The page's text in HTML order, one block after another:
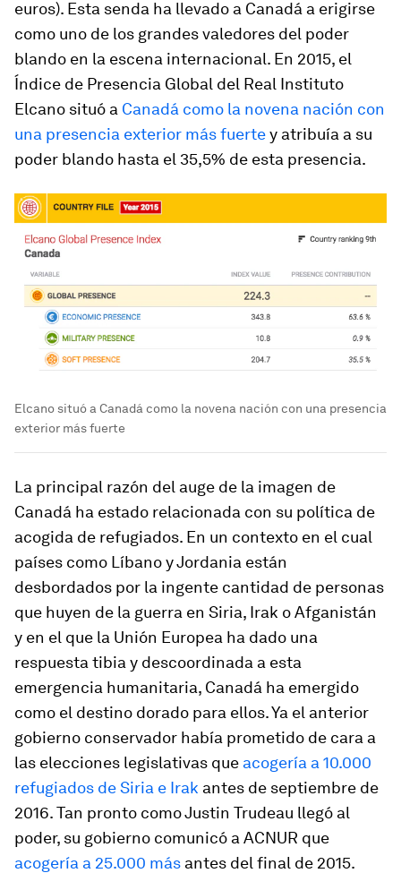
euros). Esta senda ha llevado a Canadá a erigirse
como uno de los grandes valedores del poder
blando en la escena internacional. En 2015, el
Índice de Presencia Global del Real Instituto
Elcano situó a Canadá como la novena nación con
una presencia exterior más fuertey atribuía a su
poder blando hasta el 35,5% de esta presencia.
Elcano situó a Canadá como la novena nación con una presencia
exterior más fuerte
La principal razón del auge de la imagen de
Canadá ha estado relacionada con su política de
acogida de refugiados. En un contexto en el cual
países como Líbano y Jordania están
desbordados por la ingente cantidad de personas
que huyen de la guerra en Siria, Irak o Afganistán
y en el que la Unión Europea ha dado una
respuesta tibia y descoordinada a esta
emergencia humanitaria, Canadá ha emergido
como el destino dorado para ellos. Ya el anterior
gobierno conservador había prometido de cara a
las elecciones legislativas que acogería a 10.000
refugiados de Siria e Irak antes de septiembre de
2016. Tan pronto como Justin Trudeau llegó al
poder, su gobierno comunicó a ACNUR que
acogería a 25.000 más antes del final de 2015.